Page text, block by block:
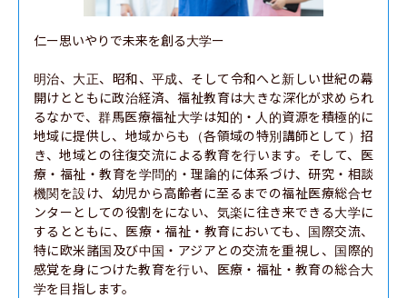
仁ー思いやりで未来を創る大学ー
明治、大正、昭和、平成、そして令和へと新しい世紀の幕
開けとともに政治経済、福祉教育は大きな深化が求められ
るなかで、群馬医療福祉大学は知的・人的資源を積極的に
地域に提供し、地域からも（各領域の特別講師として）招
き、地域との往復交流による教育を行います。そして、医
療・福祉・教育を学問的・理論的に体系づけ、研究・相談
機関を設け、幼児から高齢者に至るまでの福祉医療総合セ
ンターとしての役割をにない、気楽に往き来できる大学に
するとともに、医療・福祉・教育においても、国際交流、
特に欧米諸国及び中国・アジアとの交流を重視し、国際的
感覚を身につけた教育を行い、医療・福祉・教育の総合大
学を目指します。